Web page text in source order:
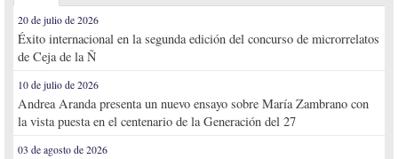
20 de julio de 2026
Éxito internacional en la segunda edición del concurso de microrrelatos
de Ceja de la Ñ
10 de julio de 2026
Andrea Aranda presenta un nuevo ensayo sobre María Zambrano con
la vista puesta en el centenario de la Generación del 27
03 de agosto de 2026